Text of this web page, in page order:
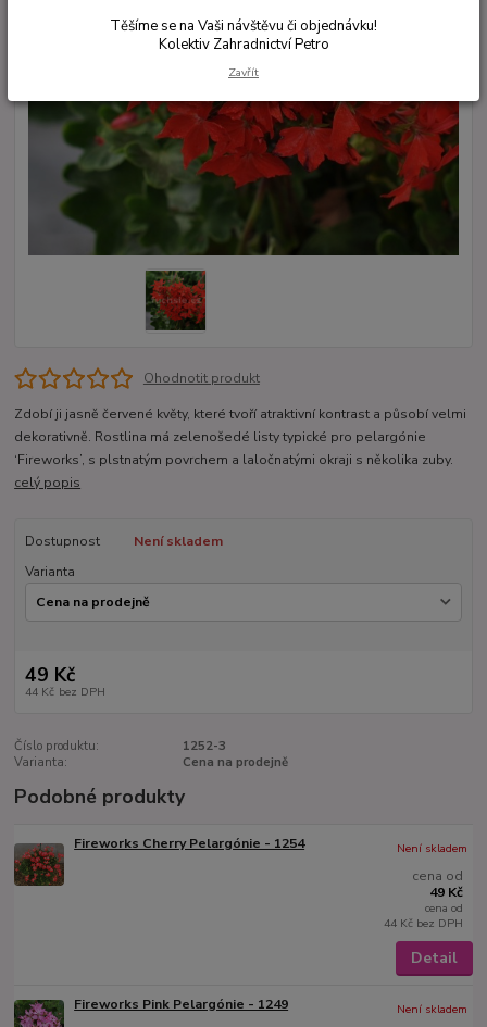
Ohodnotit produkt
Zdobí ji jasně červené květy, které tvoří atraktivní kontrast a působí velmi
dekorativně. Rostlina má zelenošedé listy typické pro pelargónie
‘Fireworks’, s plstnatým povrchem a laločnatými okraji s několika zuby.
celý popis
Dostupnost
Není skladem
Varianta
49 Kč
44 Kč bez DPH
Číslo produktu:
1252-3
Varianta:
Cena na prodejně
Podobné produkty
Fireworks Cherry Pelargónie - 1254
cena od
49 Kč
cena od
44 Kč bez DPH
Není skladem
Detail
Fireworks Pink Pelargónie - 1249
Není skladem
Těšíme se na Vaši návštěvu či objednávku!
Kolektiv Zahradnictví Petro
Zavřít